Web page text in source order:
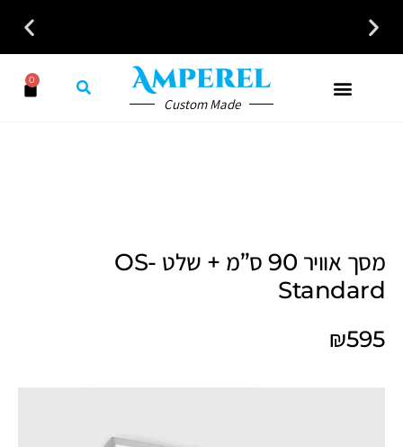
Custom Made
0
מסך אוויר 90 ס”מ + שלט OS-
Standard
₪595